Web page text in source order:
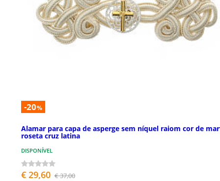
-20%
Alamar para capa de asperge sem níquel raiom cor de
roseta cruz latina
DISPONÍVEL
€ 29,60 € 37,00